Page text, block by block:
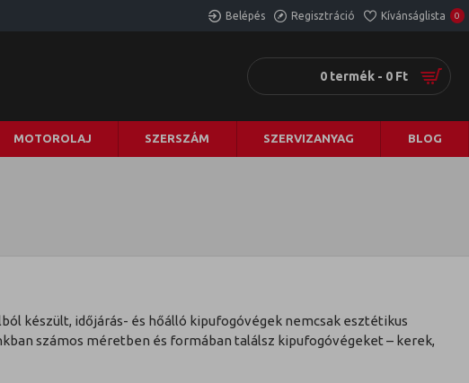
Belépés Regisztráció Kívánságlista 0
0 termék - 0 Ft
MOTOROLAJ SZERSZÁM SZERVIZANYAG BLOG
készült, időjárás- és hőálló kipufogóvégek nemcsak esztétikus
számos méretben és formában találsz kipufogóvégeket – kerek,